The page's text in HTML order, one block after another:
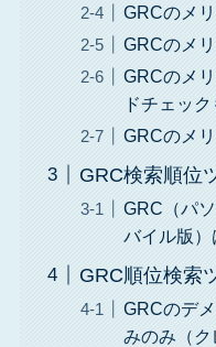
GRCのメ
GRCのメ
GRCのメ
ドチェッ
GRCのメ
GRC検索順位
GRC（パ
バイル版）
GRC順位検索
GRCのデ
みのみ（ク